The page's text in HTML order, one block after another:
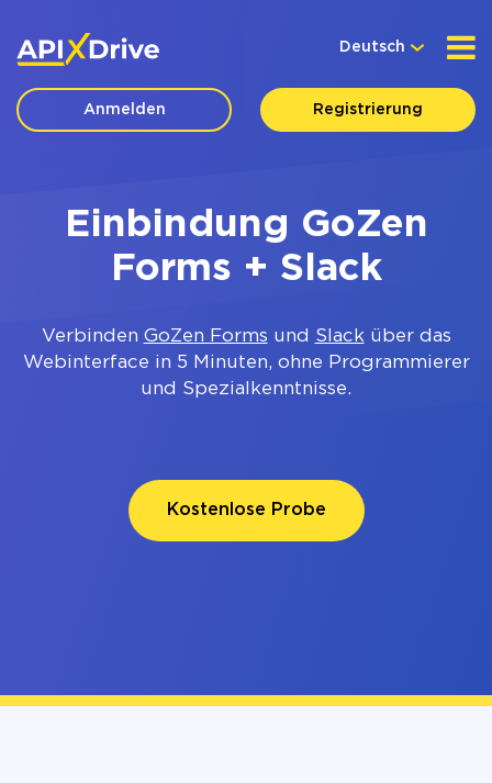
Deutsch
Anmelden Registrierung
Einbindung GoZen
Forms + Slack
Verbinden GoZen Forms und Slacküber das
Webinterface in 5 Minuten, ohne Programmierer
und Spezialkenntnisse.
Kostenlose Probe